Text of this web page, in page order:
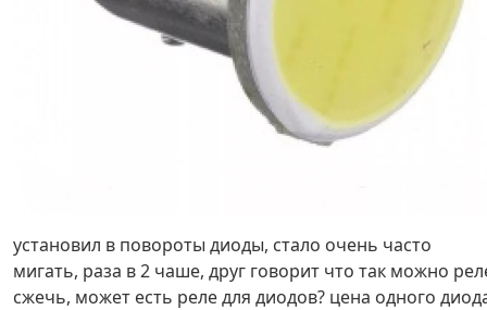
установил в повороты диоды, стало очень часто
мигать, раза в 2 чаше, друг говорит что так можно
сжечь, может есть реле для диодов? цена одного